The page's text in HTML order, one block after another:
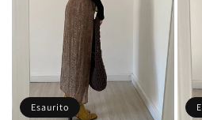
Esaurito